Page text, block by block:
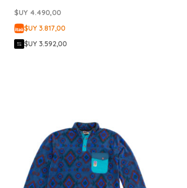
$UY 4.490,00
$UY 3.817,00
$UY 3.592,00